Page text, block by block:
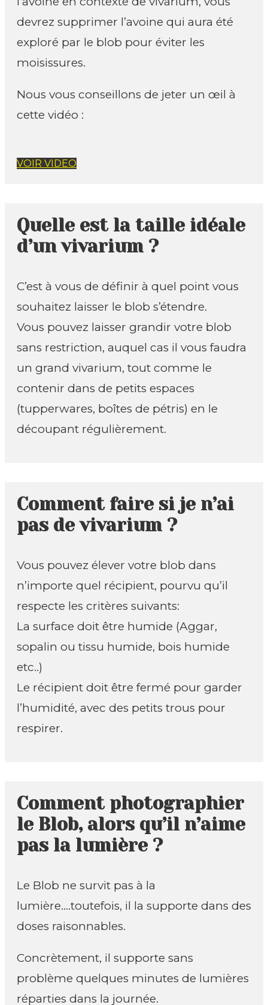
devrez supprimer l’avoine qui aura été
exploré par le blob pour éviter les
moisissures.
Nous vous conseillons de jeter un œil à
cette vidéo :
VOIR VIDEO
Quelle est la taille idéale
d’un vivarium ?
C’est à vous de définir à quel point vous
souhaitez laisser le blob s’étendre.
Vous pouvez laisser grandir votre blob
sans restriction, auquel cas il vous faudra
un grand vivarium, tout comme le
contenir dans de petits espaces
(tupperwares, boîtes de pétris) en le
découpant régulièrement.
Comment faire si je n’ai
pas de vivarium ?
Vous pouvez élever votre blob dans
n’importe quel récipient, pourvu qu’il
respecte les critères suivants:
La surface doit être humide (Aggar,
sopalin ou tissu humide, bois humide
etc..)
Le récipient doit être fermé pour garder
l’humidité, avec des petits trous pour
respirer.
Comment photographier
le Blob, alors qu’il n’aime
pas la lumière ?
Le Blob ne survit pas à la
lumière….toutefois, il la supporte dans des
doses raisonnables.
Concrètement, il supporte sans
problème quelques minutes de lumières
réparties dans la journée.